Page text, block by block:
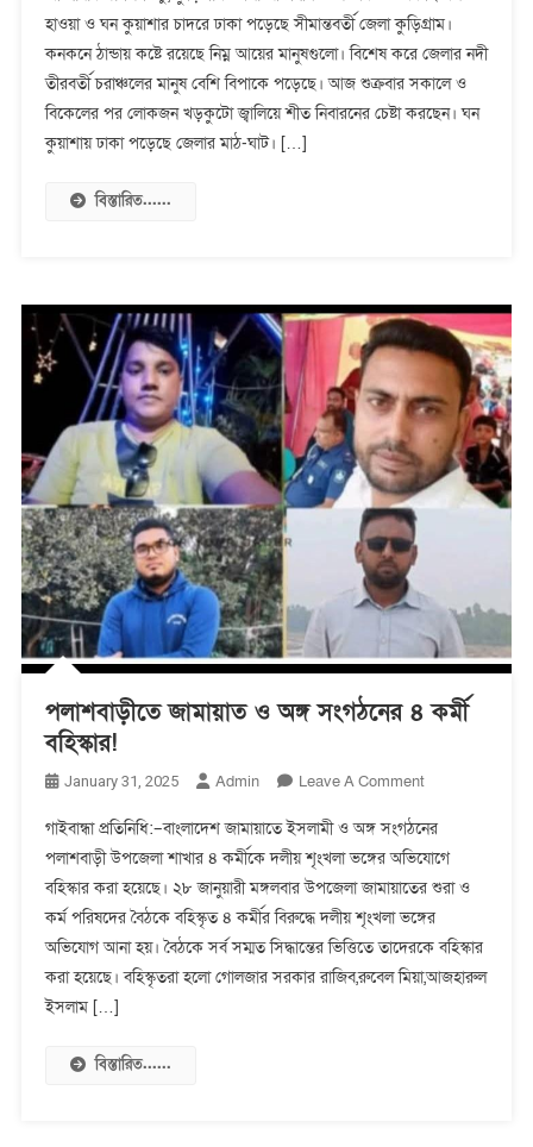
কিছুটা
বাড়লেও,
কমেনি
শীতের
হাওয়া ও ঘন কুয়াশার চাদরে ঢাকা পড়েছে সীমান্তবর্তী জেলা কুড়িগ্রাম।
কনকনে ঠান্ডায় কষ্টে রয়েছে নিম্ন আয়ের মানুষগুলো। বিশেষ করে জেলার নদী
তীরবর্তী চরাঞ্চলের মানুষ বেশি বিপাকে পড়েছে। আজ শুক্রবার সকালে ও
বিকেলের পর লোকজন খড়কুটো জ্বালিয়ে শীত নিবারনের চেষ্টা করছেন। ঘন
কুয়াশায় ঢাকা পড়েছে জেলার মাঠ-ঘাট। […]
বিস্তারিত......
পলাশবাড়ীতে জামায়াত ও অঙ্গ সংগঠনের ৪ কর্মী
বহিস্কার!
January 31, 2025 Admin Leave A CommentOn
জামায়াত
ও
অঙ্গ
সংগঠনের
৪
কর্মী
গাইবান্ধা প্রতিনিধি:–বাংলাদেশ জামায়াতে ইসলামী ও অঙ্গ সংগঠনের
পলাশবাড়ী উপজেলা শাখার ৪ কর্মীকে দলীয় শৃংখলা ভঙ্গের অভিযোগে
বহিস্কার করা হয়েছে। ২৮ জানুয়ারী মঙ্গলবার উপজেলা জামায়াতের শুরা ও
কর্ম পরিষদের বৈঠকে বহিস্কৃত ৪ কর্মীর বিরুদ্ধে দলীয় শৃংখলা ভঙ্গের
অভিযোগ আনা হয়। বৈঠকে সর্ব সম্মত সিদ্ধান্তের ভিত্তিতে তাদেরকে বহিস্কার
করা হয়েছে। বহিস্কৃতরা হলো গোলজার সরকার রাজিব,রুবেল মিয়া,আজহারুল
ইসলাম […]
বিস্তারিত......